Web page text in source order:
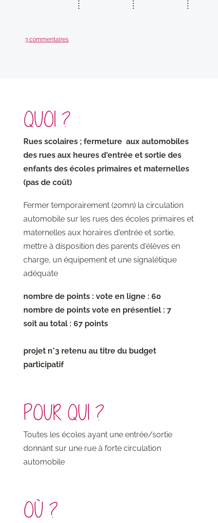
3 commentaires
QUOI ?
Rues scolaires ; fermeture aux automobiles
des rues aux heures d'entrée et sortie des
enfants des écoles primaires et maternelles
(pas de coût)
Fermer temporairement (20mn) la circulation
automobile sur les rues des écoles primaires et
maternelles aux horaires d'entrée et sortie,
mettre à disposition des parents d'élèves en
charge, un équipement et une signalétique
adéquate
nombre de points : vote en ligne : 60
nombre de points vote en présentiel : 7
soit au total : 67 points
projet n°3 retenu au titre du budget
participatif
POUR QUI ?
Toutes les écoles ayant une entrée/sortie
donnant sur une rue à forte circulation
automobile
OÙ ?